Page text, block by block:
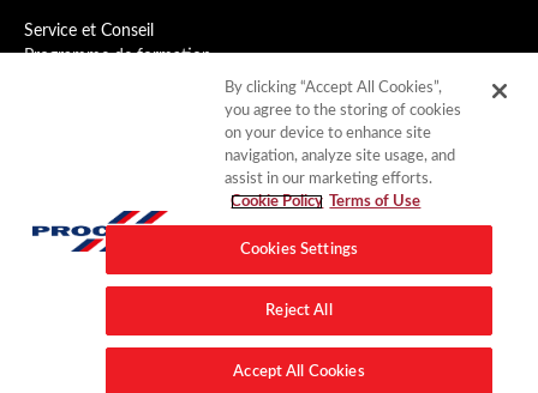
Service et Conseil
Programme de formation
Documentation
By clicking “Accept All Cookies”,
you agree to the storing of cookies
on your device to enhance site
navigation, analyze site usage, and
assist in our marketing efforts.
Cookie Policy Terms of Use
Cookies Settings
Reject All
Accept All Cookies